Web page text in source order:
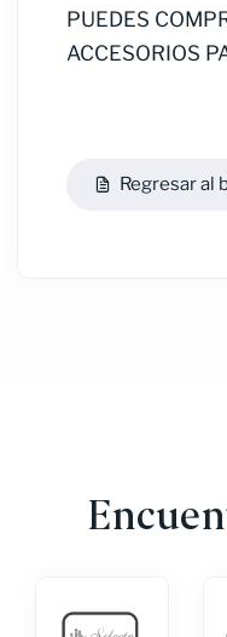
PUEDES
ACCESORIOS
Regresar al